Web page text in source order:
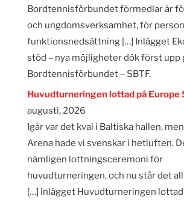
Bordtennisförbundet förmedlar är
och ungdomsverksamhet, för
funktionsnedsättning […] Inlägget
stöd – nya möjligheter dök först upp
Bordtennisförbundet – SBTF.
Huvudturneringen lottad på Europe
augusti, 2026
Igår var det kval i Baltiska hallen,
Arena hade vi svenskar i hetluften.
nämligen lottningsceremoni för
huvudturneringen, och nu står det
[…] Inlägget Huvudturneringen lottad